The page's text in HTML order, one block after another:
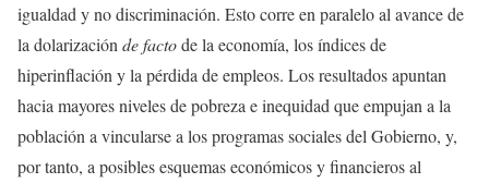
igualdad y no discriminación. Esto corre en paralelo al avance de
la dolarización de factode la economía, los índices de
hiperinflación y la pérdida de empleos. Los resultados apuntan
hacia mayores niveles de pobreza e inequidad que empujan a la
población a vincularse a los programas sociales del Gobierno, y,
por tanto, a posibles esquemas económicos y financieros al